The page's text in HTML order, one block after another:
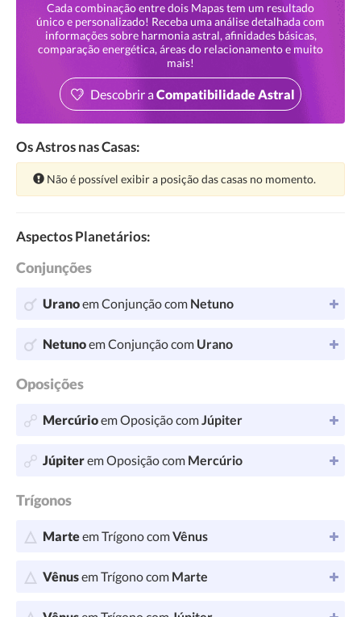
Cada combinação entre dois Mapas tem um resultado
único e personalizado! Receba uma análise detalhada com
informações sobre harmonia astral, afinidades básicas,
comparação energética, áreas do relacionamento e muito
mais!
Descobrir aCompatibilidade Astral
Os Astros nas Casas:
Atenção:
Não é possível exibir a posição das casas no momento.
Aspectos Planetários:
Conjunções
Uranoem Conjunção com Netuno
Netunoem Conjunção com Urano
Oposições
Mercúrioem Oposição comJúpiter
Júpiterem Oposição com Mercúrio
Trígonos
Marteem Trígono comVênus
Vênusem Trígono com Marte